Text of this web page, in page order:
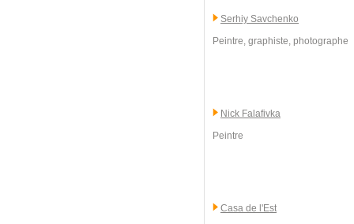
Serhiy Savchenko
Peintre, graphiste, photographe
Nick Falafivka
Peintre
Casa de l'Est